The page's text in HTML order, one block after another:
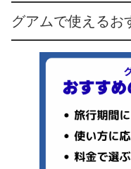
グアムで使えるお